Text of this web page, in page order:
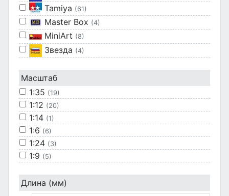
Tamiya (61)
Master Box (4)
MiniArt (8)
Звезда (4)
Масштаб
1:35 (19)
1:12 (20)
1:14 (1)
1:6 (6)
1:24 (3)
1:9 (5)
Не указано
Длина (мм)